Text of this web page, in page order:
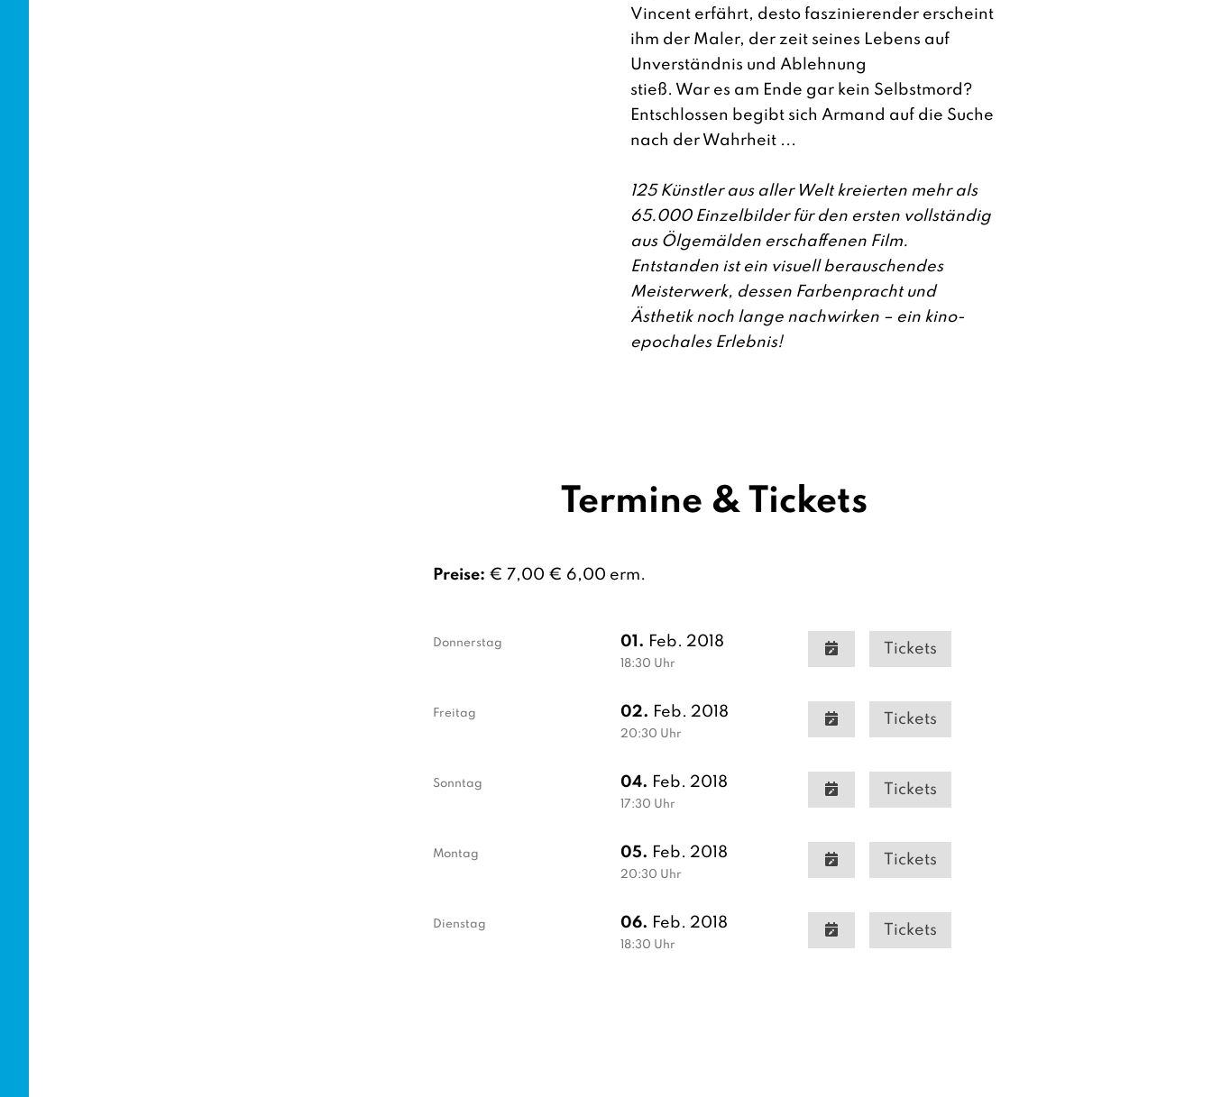
Vincent erfährt, desto faszinierender erscheint
ihm der Maler, der zeit seines Lebens auf
Unverständnis und Ablehnung
stieß. War es am Ende gar kein Selbstmord?
Entschlossen begibt sich Armand auf die Suche
nach der Wahrheit ...
125 Künstler aus aller Welt kreierten mehr als
65.000 Einzelbilder für den ersten vollständig
aus Ölgemälden erschaffenen Film.
Entstanden ist ein visuell berauschendes
Meisterwerk, dessen Farbenpracht und
Ästhetik noch lange nachwirken – ein kino-
epochales Erlebnis!
Termine & Tickets
Preise: € 7,00 € 6,00 erm.
Donnerstag 01. Feb. 2018
18:30 Uhr
Tickets
Freitag 02. Feb. 2018
20:30 Uhr
Tickets
Sonntag 04. Feb. 2018
17:30 Uhr
Tickets
Montag 05. Feb. 2018
20:30 Uhr
Tickets
Dienstag 06. Feb. 2018
18:30 Uhr
Tickets